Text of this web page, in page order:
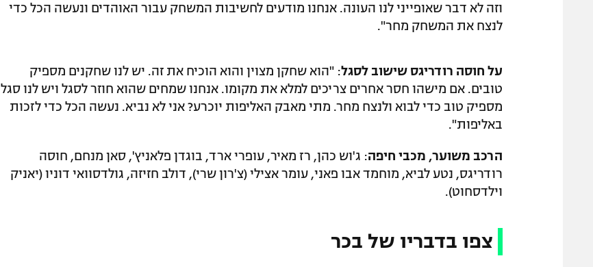
וזה לא דבר שאופייני לנו העונה. אנחנו מודעים לחשיבות המשחק עבור האוהדים ונעשה הכל כדי
לנצח את המשחק מחר".
על חוסה רודריגס שישוב לסגל: "הוא שחקן מצוין והוא הוכיח את זה. יש לנו שחקנים מספיק
טובים. אם מישהו חסר אחרים צריכים למלא את מקומו. אנחנו שמחים שהוא חוזר לסגל ויש לנו סגל
מספיק טוב כדי לבוא ולנצח מחר. מתי מאבק האליפות יוכרע? אני לא נביא. נעשה הכל כדי לזכות
באליפות".
הרכב משוער, מכבי חיפה: ג'וש כהן, רז מאיר, עופרי ארד, בוגדן פלאניץ', סאן מנחם, חוסה
רודריגס, נטע לביא, מוחמד אבו פאני, עומר אצילי (צ'רון שרי), דולב חזיזה, גולדסוואי דוניו (יאניק
וילדסחוט).
צפו בדבריו של בכר